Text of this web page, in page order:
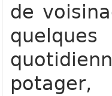
de
potager,